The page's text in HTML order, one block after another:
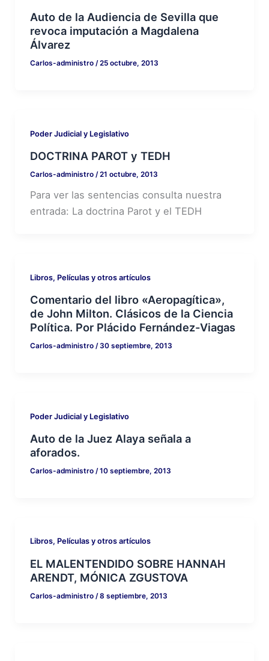
Auto de la Audiencia de Sevilla que
revoca imputación a Magdalena
Álvarez
Carlos-administro /25 octubre, 2013
Poder Judicial y Legislativo
DOCTRINA PAROT y TEDH
Carlos-administro /21 octubre, 2013
Para ver las sentencias consulta nuestra
entrada: La doctrina Parot y el TEDH
Libros, Películas y otros artículos
Comentario del libro «Aeropagítica»,
de John Milton. Clásicos de la Ciencia
Política. Por Plácido Fernández-Viagas
Carlos-administro /30 septiembre, 2013
Poder Judicial y Legislativo
Auto de la Juez Alaya señala a
aforados.
Carlos-administro /10 septiembre, 2013
Libros, Películas y otros artículos
EL MALENTENDIDO SOBRE HANNAH
ARENDT, MÓNICA ZGUSTOVA
Carlos-administro /8 septiembre, 2013